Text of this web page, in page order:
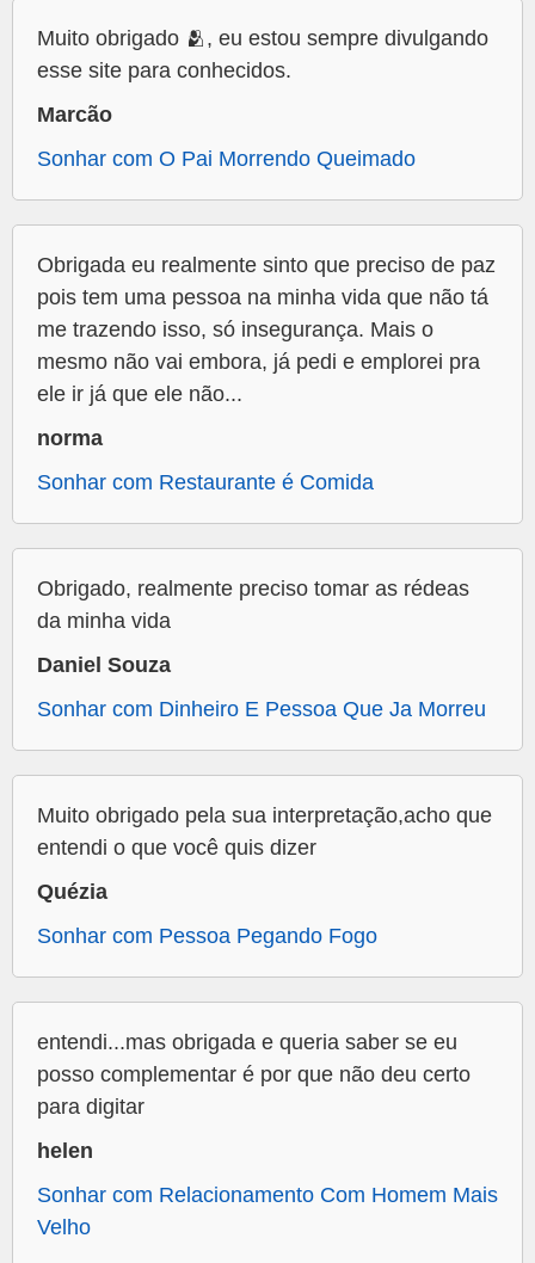
Muito obrigado 🫂, eu estou sempre divulgando
esse site para conhecidos.
Marcão
Sonhar com O Pai Morrendo Queimado
Obrigada eu realmente sinto que preciso de paz
pois tem uma pessoa na minha vida que não tá
me trazendo isso, só insegurança. Mais o
mesmo não vai embora, já pedi e emplorei pra
ele ir já que ele não...
norma
Sonhar com Restaurante é Comida
Obrigado, realmente preciso tomar as rédeas
da minha vida
Daniel Souza
Sonhar com Dinheiro E Pessoa Que Ja Morreu
Muito obrigado pela sua interpretação,acho que
entendi o que você quis dizer
Quézia
Sonhar com Pessoa Pegando Fogo
entendi...mas obrigada e queria saber se eu
posso complementar é por que não deu certo
para digitar
helen
Sonhar com Relacionamento Com Homem Mais
Velho